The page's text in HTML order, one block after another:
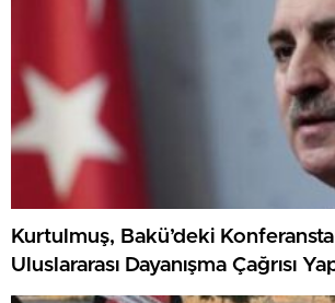
Kurtulmuş, Bakü’deki
Uluslararası Dayanışma Çağrısı